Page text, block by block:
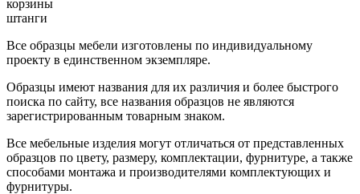
корзины
штанги
Все образцы мебели изготовлены по индивидуальному
проекту в единственном экземпляре.
Образцы имеют названия для их различия и более быстрого
поиска по сайту, все названия образцов не являются
зарегистрированным товарным знаком.
Все мебельные изделия могут отличаться от представленных
образцов по цвету, размеру, комплектации, фурнитуре, а также
способами монтажа и производителями комплектующих и
фурнитуры.